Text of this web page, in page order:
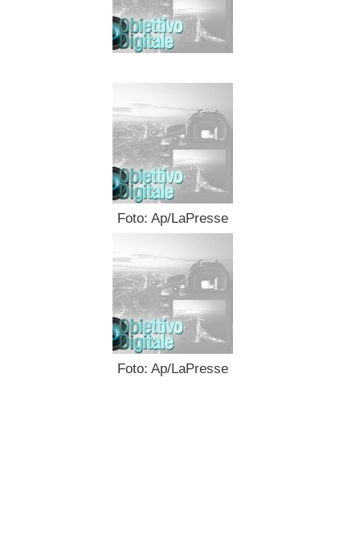
Foto: Ap/LaPresse
Foto: Ap/LaPresse